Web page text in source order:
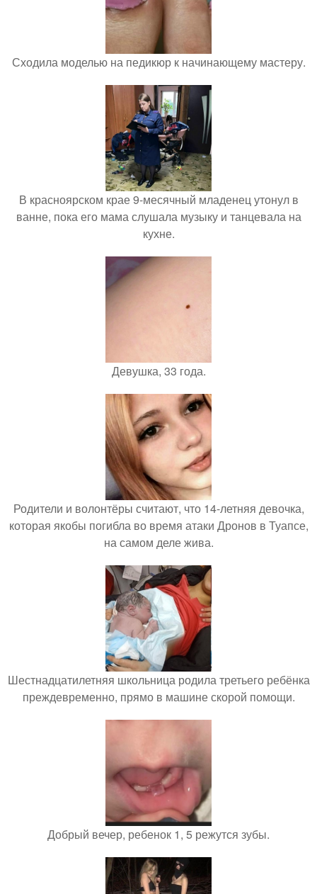
Сходила моделью на педикюр к начинающему мастеру.
В красноярском крае 9-месячный младенец утонул в
ванне, пока его мама слушала музыку и танцевала на
кухне.
Девушка, 33 года.
Родители и волонтёры считают, что 14-летняя девочка,
которая якобы погибла во время атаки Дронов в Туапсе,
на самом деле жива.
Шестнадцатилетняя школьница родила третьего ребёнка
преждевременно, прямо в машине скорой помощи.
Добрый вечер, ребенок 1, 5 режутся зубы.